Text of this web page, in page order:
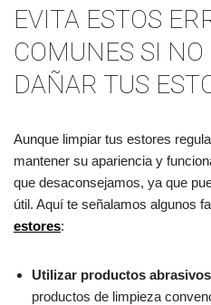
EVITA ESTOS
COMUNES SI NO
DAÑAR TUS
Aunque limpiar tus estores
mantener su apariencia y
que desaconsejamos, ya que
útil. Aquí te señalamos algunos
estores:
Utilizar productos
productos de limpieza